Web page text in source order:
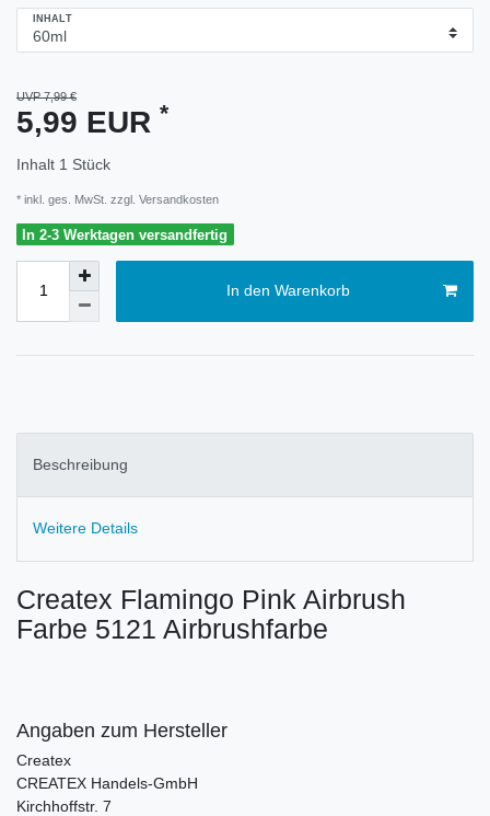
INHALT
UVP 7,99 €
5,99 EUR *
Inhalt 1 Stück
* inkl. ges. MwSt. zzgl. Versandkosten
In 2-3 Werktagen versandfertig
In den Warenkorb
Beschreibung
Weitere Details
Createx Flamingo Pink Airbrush
Farbe 5121 Airbrushfarbe
Angaben zum Hersteller
Createx
CREATEX Handels-GmbH
Kirchhoffstr. 7